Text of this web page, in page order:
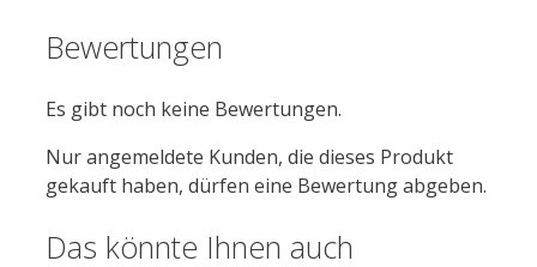
Bewertungen
Es gibt noch keine Bewertungen.
Nur angemeldete Kunden, die dieses Produkt
gekauft haben, dürfen eine Bewertung abgeben.
Das könnte Ihnen auch